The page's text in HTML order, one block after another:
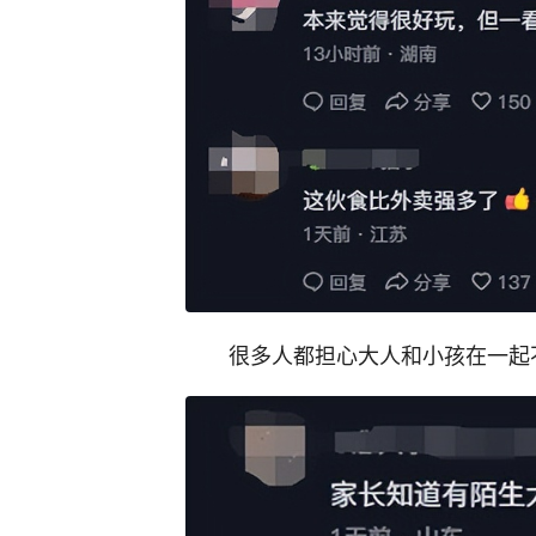
很多人都担心大人和小孩在一